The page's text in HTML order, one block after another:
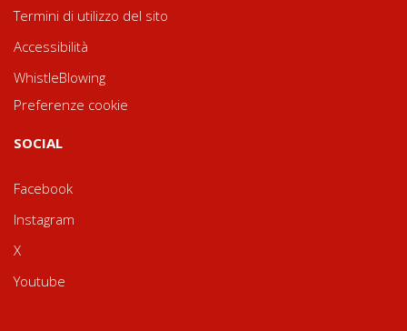
Termini di utilizzo del sito
Accessibilità
WhistleBlowing
Preferenze cookie
SOCIAL
Facebook
Instagram
X
Youtube